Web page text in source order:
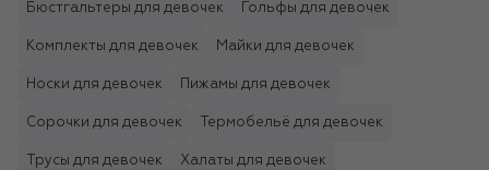
Бюстгальтеры для девочек Гольфы для девочек
Комплекты для девочек Майки для девочек
Носки для девочек Пижамы для девочек
Сорочки для девочек Термобельё для девочек
Трусы для девочек Халаты для девочек